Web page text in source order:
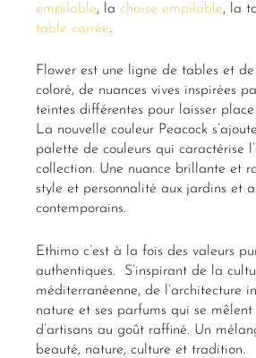
empilable, la chaise empilable, la
table carrée.
Flower est une ligne de tables et de
coloré, de nuances vives inspirées
teintes différentes pour laisser
La nouvelle couleur Peacock
palette de couleurs qui caractérise
collection. Une nuance brillante et
style et personnalité aux jardins et
contemporains.
Ethimo c’est à la fois des valeurs
authentiques. S’inspirant de la
méditerranéenne, de l’architecture
nature et ses parfums qui se
d’artisans au goût raffiné. Un
beauté, nature, culture et tradition.